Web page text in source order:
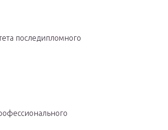
последипломного